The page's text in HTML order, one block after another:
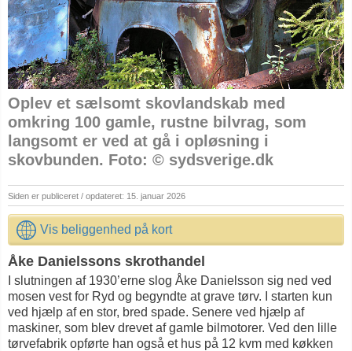
Oplev et sælsomt skovlandskab med
omkring 100 gamle, rustne bilvrag, som
langsomt er ved at gå i opløsning i
skovbunden. Foto: © sydsverige.dk
Siden er publiceret / opdateret: 15. januar 2026
Vis beliggenhed på kort
Åke Danielssons skrothandel
I slutningen af 1930’erne slog Åke Danielsson sig ned ved
mosen vest for Ryd og begyndte at grave tørv. I starten kun
ved hjælp af en stor, bred spade. Senere ved hjælp af
maskiner, som blev drevet af gamle bilmotorer. Ved den lille
tørvefabrik opførte han også et hus på 12 kvm med køkken